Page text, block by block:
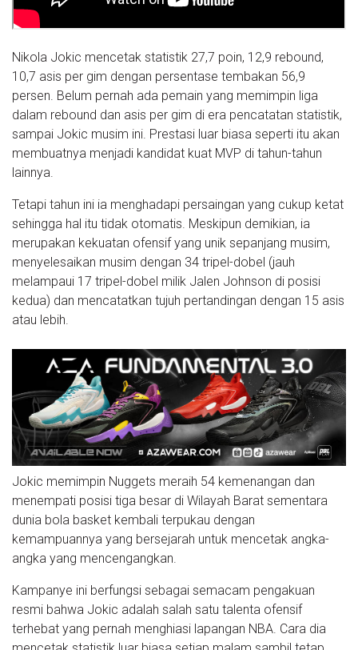
Nikola Jokic mencetak statistik 27,7 poin, 12,9 rebound,
10,7 asis per gim dengan persentase tembakan 56,9
persen. Belum pernah ada pemain yang memimpin liga
dalam rebound dan asis per gim di era pencatatan statistik,
sampai Jokic musim ini. Prestasi luar biasa seperti itu akan
membuatnya menjadi kandidat kuat MVP di tahun-tahun
lainnya.
Tetapi tahun ini ia menghadapi persaingan yang cukup ketat
sehingga hal itu tidak otomatis. Meskipun demikian, ia
merupakan kekuatan ofensif yang unik sepanjang musim,
menyelesaikan musim dengan 34 tripel-dobel (jauh
melampaui 17 tripel-dobel milik Jalen Johnson di posisi
kedua) dan mencatatkan tujuh pertandingan dengan 15 asis
atau lebih.
Jokic memimpin Nuggets meraih 54 kemenangan dan
menempati posisi tiga besar di Wilayah Barat sementara
dunia bola basket kembali terpukau dengan
kemampuannya yang bersejarah untuk mencetak angka-
angka yang mencengangkan.
Kampanye ini berfungsi sebagai semacam pengakuan
resmi bahwa Jokic adalah salah satu talenta ofensif
terhebat yang pernah menghiasi lapangan NBA. Cara dia